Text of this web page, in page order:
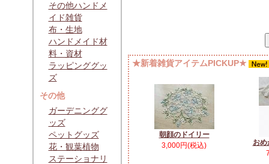
その他ハンドメ
イド雑貨
布・生地
ハンドメイド材
料・資材
ラッピンググッ
ズ
その他
ガーデニンググ
ッズ
ペットグッズ
花・観葉植物
ステーショナリ
★新着雑貨アイテムPICKUP★
朝顔のドイリー
3,000円(税込)
お